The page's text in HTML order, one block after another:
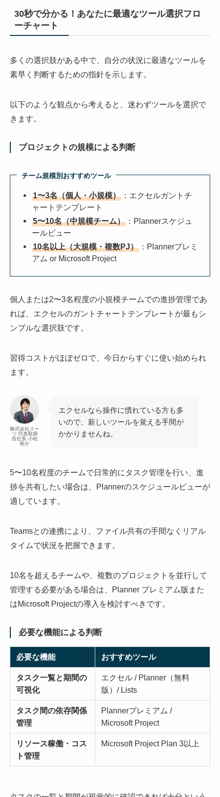
30秒で分かる！あなたに最適なツール選択フロ
ーチャート
多くの選択肢がある中で、自分の状況に最適なツールを
素早く判断するための指針を示します。
以下のような観点から考えると、迷わずツールを選択で
きます。
プロジェクトの規模による判断
チーム規模別おすすめツール
1〜3名（個人・小規模） ：エクセルガントチ
ャートテンプレート
5〜10名（中規模チーム） ：Plannerスケジュ
ールビュー
10名以上（大規模・複数PJ） ：Plannerプレミ
アム or Microsoft Project
個人または2〜3名程度の小規模チームでの進捗管理であ
れば、エクセルのガントチャートテンプレートが最もシ
ンプルな選択肢です。
習得コストがほぼゼロで、今日からすぐに使い始められ
ます。
株式会社スー
ツ 代表取締
役社長 小松
裕介
エクセルなら操作に慣れている方も多
いので、新しいツールを覚える手間が
かかりませんね。
5〜10名程度のチームで日常的にタスク管理を行い、進
捗を共有したい場合は、Plannerのスケジュールビューが
適しています。
Teamsとの連携により、ファイル共有の手間なくリアル
タイムで状況を把握できます。
10名を超えるチームや、複数のプロジェクトを並行して
管理する必要がある場合は、Planner プレミアム版また
はMicrosoft Projectの導入を検討すべきです。
必要な機能による判断
必要な機能 おすすめツール
タスク一覧と期間の
可視化
エクセル / Planner（無料
版）/ Lists
タスク間の依存関係
管理
Plannerプレミアム /
Microsoft Project
リソース稼働・コス
ト管理
Microsoft Project Plan 3以上